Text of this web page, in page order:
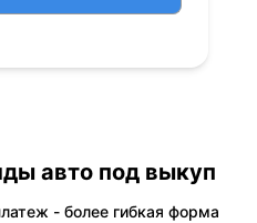
авто под выкуп
- более гибкая форма